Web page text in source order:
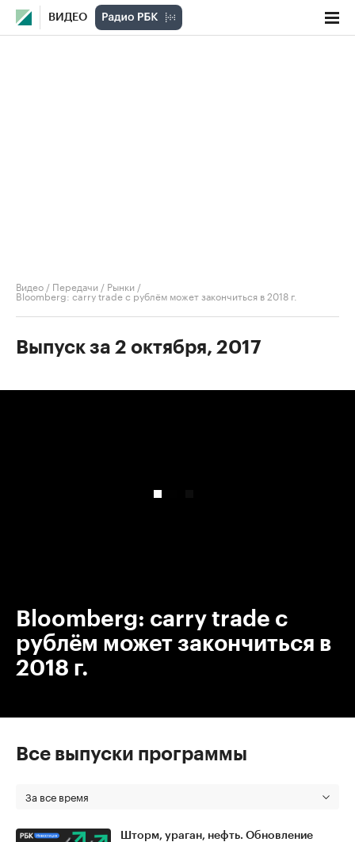
ВИДЕО
Видео / Передачи / Рынки /
Bloomberg: сarry trade с рублём может закончиться в 2018 г.
Выпуск за 2 октября, 2017
Bloomberg: сarry trade с
рублём может закончиться в
2018 г.
Все выпуски программы
За все время
Шторм, ураган, нефть. Обновление